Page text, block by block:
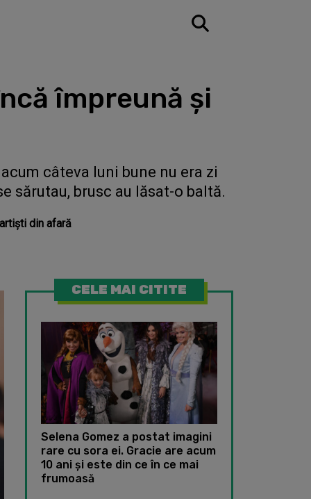
împreună şi
câteva luni bune nu era zi
sărutau, brusc au lăsat-o baltă.
din afară
CELE MAI CITITE
Selena Gomez a postat imagini
rare cu sora ei. Gracie are acum
10 ani și este din ce în ce mai
frumoasă